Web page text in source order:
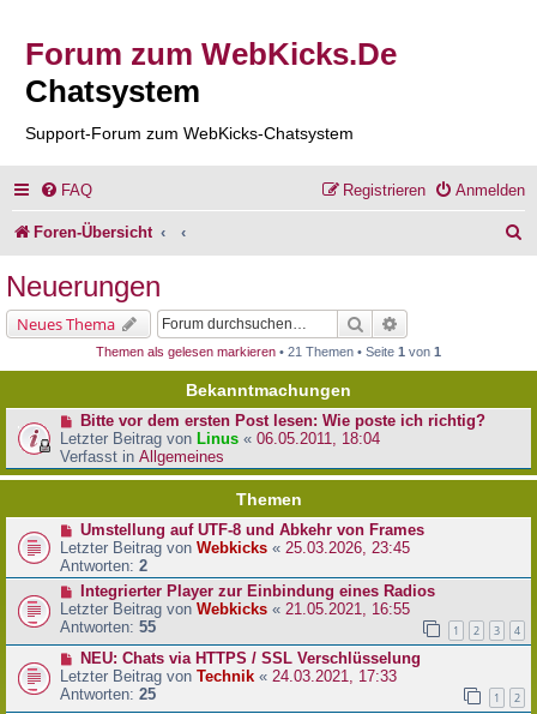
Forum zum WebKicks.De
Chatsystem
Support-Forum zum WebKicks-Chatsystem
FAQ Anmelden
Registrieren
Foren-Übersicht
e
Neuerungen
Neues Thema Suche
Themen als gelesen markieren • 21 Themen • Seite 1 von 1
Bekanntmachungen
Bitte vor dem ersten Post lesen: Wie poste ich richtig?
Letzter Beitrag von Linus « 06.05.2011, 18:04
Verfasst in Allgemeines
Themen
Umstellung auf UTF-8 und Abkehr von Frames
Letzter Beitrag von Webkicks « 25.03.2026, 23:45
Antworten: 2
Integrierter Player zur Einbindung eines Radios
Letzter Beitrag von Webkicks « 21.05.2021, 16:55
Antworten: 55 1 2 3 4
NEU: Chats via HTTPS / SSL Verschlüsselung
Letzter Beitrag von Technik « 24.03.2021, 17:33
Antworten: 25 1 2